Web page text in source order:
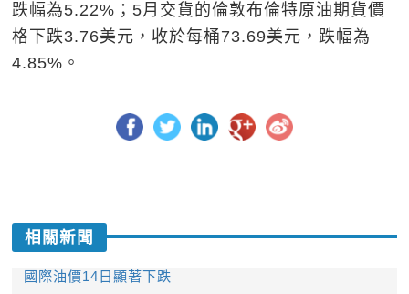
跌幅為5.22%；5月交貨的倫敦布倫特原油期貨價
格下跌3.76美元，收於每桶73.69美元，跌幅為
4.85%。
相關新聞
國際油價14日顯著下跌